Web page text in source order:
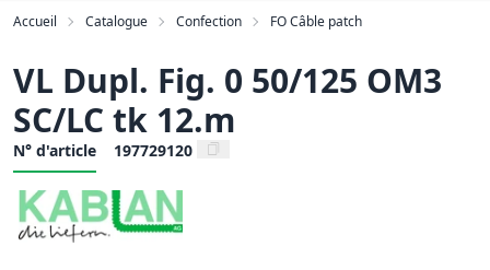
Accueil Catalogue Confection FO Câble patch
VL Dupl. Fig. 0 50/125 OM3
SC/LC tk 12.m
N° d'article 197729120